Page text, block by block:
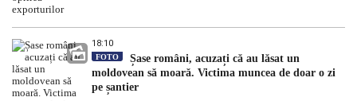
18:10
FOTO
Șase români, acuzați că au lăsat un
moldovean să moară. Victima muncea de doar o zi
pe șantier